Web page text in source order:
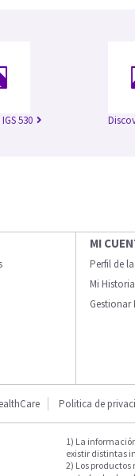
530
MI
Perfil de
Mi
Gestionar
Politica de
1) La
existir distintas
2) Los